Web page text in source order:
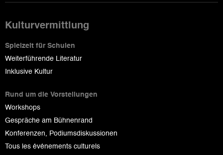
Kulturvermittlung
Spielzeit für Schulen
Weiterführende Literatur
Inklusive Kultur
Rund um die Vorstellungen
Workshops
Gespräche am Bühnenrand
Konferenzen, Podiumsdiskussionen
Tous les événements culturels